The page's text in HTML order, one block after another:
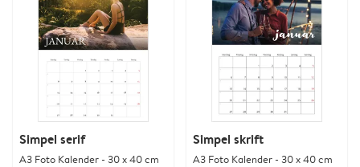
Simpel serif
A3 Foto Kalender - 30 x 40 cm
Simpel skrift
A3 Foto Kalender - 30 x 40 cm